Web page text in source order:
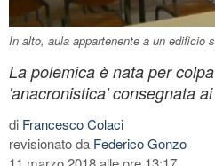
In alto, aula appartenente a un edificio
La polemica è nata per
'anacronistica' consegnata
di Francesco Colaci
revisionato da Federico Gonzo